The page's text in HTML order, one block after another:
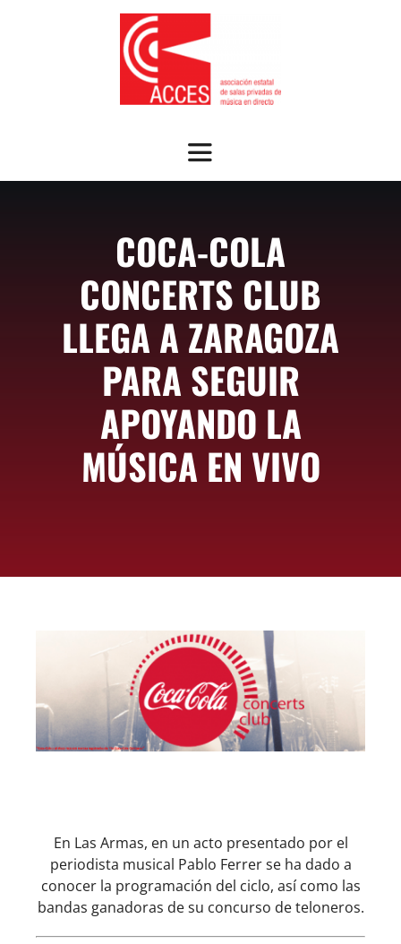
Toggle
Navigation
OFRECEMOS
NOTICIAS
GUÍA SALAS ASOCIADAS
ASOCIARSE + INFO
COCA-COLA
CONCERTS CLUB
LLEGA A ZARAGOZA
PARA SEGUIR
APOYANDO LA
MÚSICA EN VIVO
En Las Armas, en un acto presentado por el
periodista musical Pablo Ferrer se ha dado a
conocer la programación del ciclo, así como las
bandas ganadoras de su concurso de teloneros.